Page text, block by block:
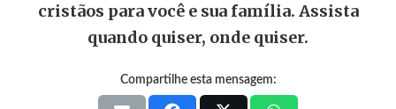
cristãos para você e sua família. Assista
quando quiser, onde quiser.
Compartilhe esta mensagem: